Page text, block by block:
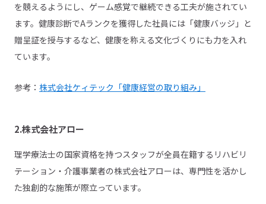
を競えるようにし、ゲーム感覚で継続できる工夫が施されてい
ます。健康診断でAランクを獲得した社員には「健康バッジ」と
贈呈証を授与するなど、健康を称える文化づくりにも力を入れ
ています。
参考： 株式会社ケィテック「健康経営の取り組み」
2.株式会社アロー
理学療法士の国家資格を持つスタッフが全員在籍するリハビリ
テーション・介護事業者の株式会社アローは、専門性を活かし
た独創的な施策が際立っています。